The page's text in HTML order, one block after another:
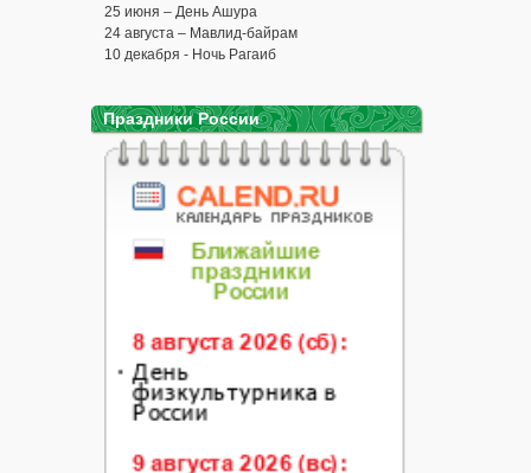
25 июня – День Ашура
24 августа – Мавлид-байрам
10 декабря - Ночь Рагаиб
Праздники России